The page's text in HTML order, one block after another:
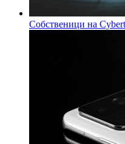
Собственици на